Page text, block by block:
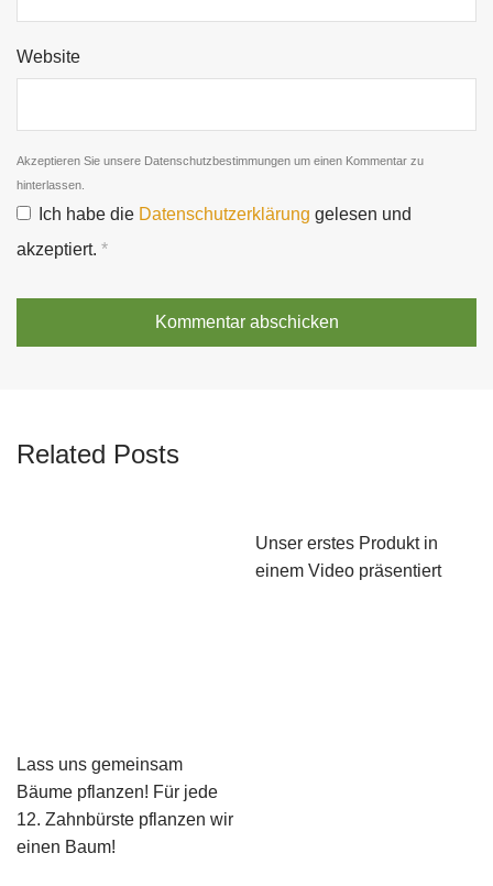
Website
Akzeptieren Sie unsere Datenschutzbestimmungen um einen Kommentar zu
hinterlassen.
Ich habe die Datenschutzerklärung gelesen und
akzeptiert. *
Related Posts
Lass uns gemeinsam
Bäume pflanzen! Für jede
12. Zahnbürste pflanzen wir
einen Baum!
Unser erstes Produkt in
einem Video präsentiert